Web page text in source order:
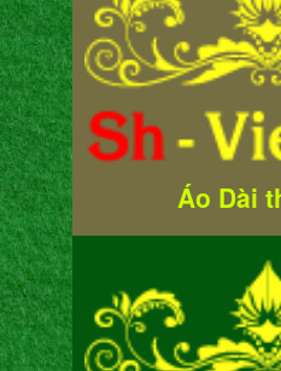
Áo Dài